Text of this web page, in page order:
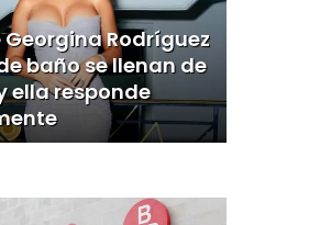
Georgina Rodríguez
baño se llenan de
ella responde